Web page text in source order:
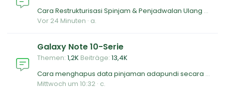
Cara Restrukturisasi Spinjam & Penjadwalan Ulang Pembayaran
Vor 24 Minuten a.
Galaxy Note 10-Serie
Themen 1,2K Beiträge 13,4K
Cara menghapus data pinjaman adapundi secara permanen
Mittwoch um 10:32 c.